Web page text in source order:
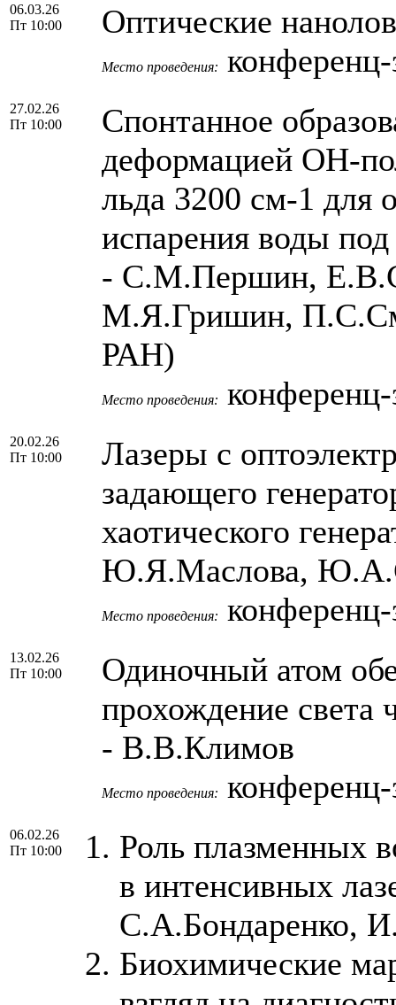
06.03.26
Пт 10:00
Оптические
Место проведения:
27.02.26
Пт 10:00
Спонтанное
деформацией ОН-
льда 3200 см-1 для
испарения воды
- С.М.Першин,
М.Я.Гришин,
РАН)
Место проведения:
20.02.26
Пт 10:00
Лазеры с
задающего
хаотического
Ю.Я.Маслова,
Место проведения:
13.02.26
Пт 10:00
Одиночный атом
прохождение света
- В.В.Климов
Место проведения:
06.02.26
Пт 10:00
Роль плазменных
в интенсивных
С.А.Бондаренко,
Биохимические